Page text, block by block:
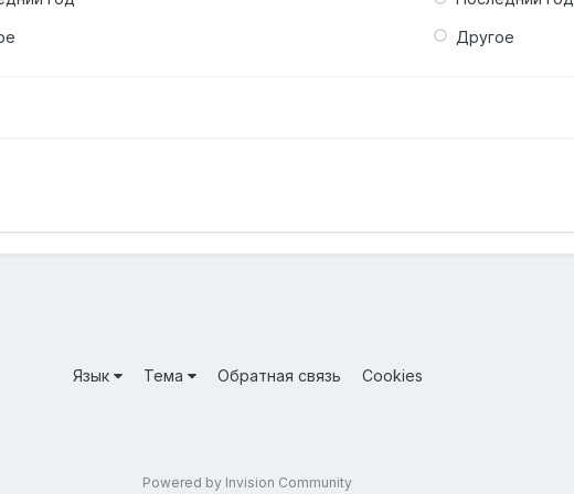
Другое
Язык Тема Обратная связь
Cookies
Powered by Invision Community